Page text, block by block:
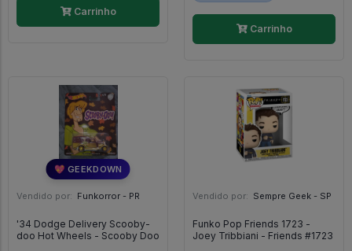
Carrinho
Carrinho
💖 GEEKDOWN
Vendido por: Funkorror - PR
'34 Dodge Delivery Scooby-
doo Hot Wheels - Scooby Doo
Vendido por: Sempre Geek - SP
Funko Pop Friends 1723 -
Joey Tribbiani - Friends #1723